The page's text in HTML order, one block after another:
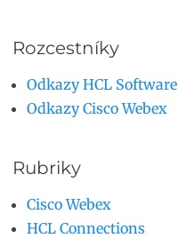
Rozcestníky
Odkazy HCL Software
Odkazy Cisco Webex
Rubriky
Cisco Webex
HCL Connections